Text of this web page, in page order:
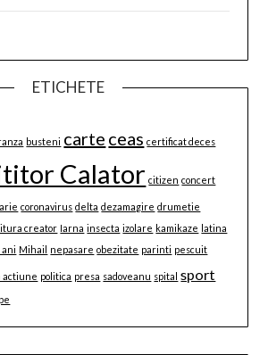
ETICHETE
busteni carte ceas certificat deces
Calator citizen concert
coronavirus delta dezamagire drumetie
creator Iarna insecta izolare kamikaze latina
Mihail nepasare obezitate parinti pescuit
actiune politica presa sadoveanu spital sport